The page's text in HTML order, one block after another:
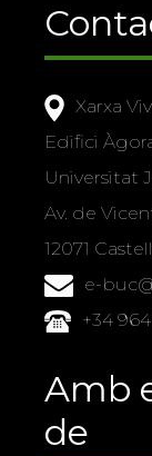
Xarxa
Edifici
Universitat
Av. de
12071
e-
+34
Amb
de